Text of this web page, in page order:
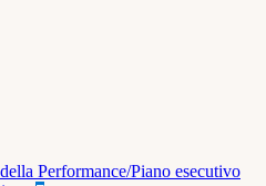
Performance/Piano esecutivo